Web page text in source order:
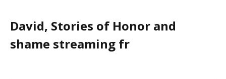
David, Stories of Honor and
shame streaming fr